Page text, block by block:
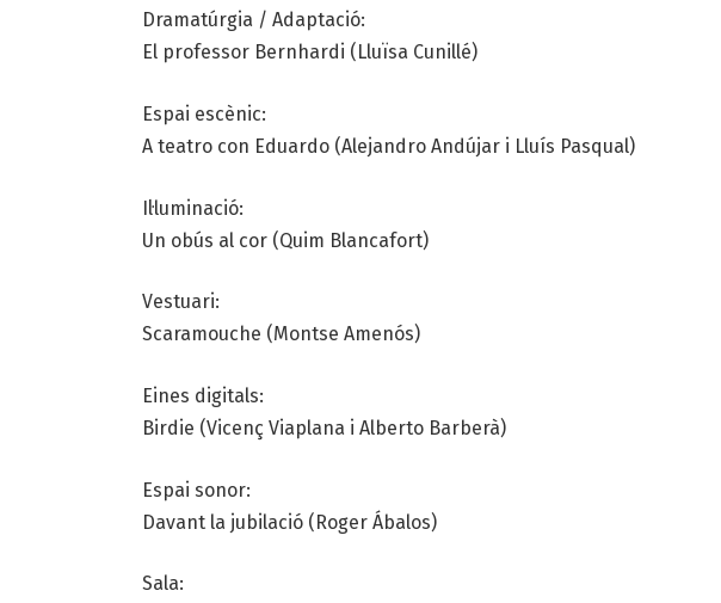
Dramatúrgia / Adaptació:
El professor Bernhardi (Lluïsa Cunillé)
Espai escènic:
A teatro con Eduardo (Alejandro Andújar i Lluís Pasqual)
Il·luminació:
Un obús al cor (Quim Blancafort)
Vestuari:
Scaramouche (Montse Amenós)
Eines digitals:
Birdie (Vicenç Viaplana i Alberto Barberà)
Espai sonor:
Davant la jubilació (Roger Ábalos)
Sala: